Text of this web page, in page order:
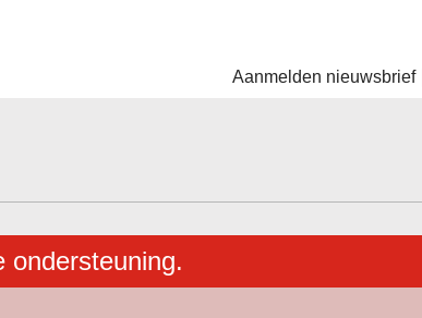
Aanmelden nieuwsbrief|
ondersteuning.